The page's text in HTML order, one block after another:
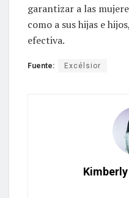
garantizar a las
como a sus hijas e
efectiva.
Fuente: Excélsior